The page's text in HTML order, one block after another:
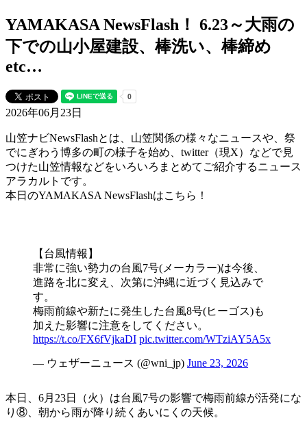
YAMAKASA NewsFlash！ 6.23～大雨の
下での山小屋建設、棒洗い、棒締め
etc…
2026年06月23日
山笠ナビNewsFlashとは、山笠関係の様々なニュースや、祭
でにぎわう博多の町の様子を始め、twitter（現X）などで見
つけた山笠情報などをいろいろまとめてご紹介するニュース
アラカルトです。
本日のYAMAKASA NewsFlashはこちら！
【台風情報】
非常に強い勢力の台風7号(メーカラー)は今後、
進路を北に変え、次第に沖縄に近づく見込みで
す。
梅雨前線や新たに発生した台風8号(ヒーゴス)も
加えた影響に注意をしてください。
https://t.co/FX6fVjkaDI pic.twitter.com/WTziAY5A5x
— ウェザーニュース (@wni_jp) June 23, 2026
本日、6月23日（火）は台風7号の影響で梅雨前線が活発にな
り⑧、朝から雨が降り続くあいにくの天候。